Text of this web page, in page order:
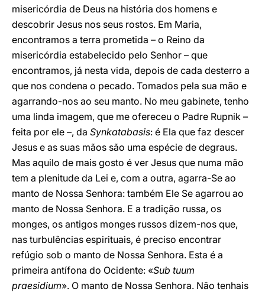
misericórdia de Deus na história dos homens e
descobrir Jesus nos seus rostos. Em Maria,
encontramos a terra prometida – o Reino da
misericórdia estabelecido pelo Senhor – que
encontramos, já nesta vida, depois de cada desterro a
que nos condena o pecado. Tomados pela sua mão e
agarrando-nos ao seu manto. No meu gabinete, tenho
uma linda imagem, que me ofereceu o Padre Rupnik –
feita por ele –, da Synkatabasis: é Ela que faz descer
Jesus e as suas mãos são uma espécie de degraus.
Mas aquilo de mais gosto é ver Jesus que numa mão
tem a plenitude da Lei e, com a outra, agarra-Se ao
manto de Nossa Senhora: também Ele Se agarrou ao
manto de Nossa Senhora. E a tradição russa, os
monges, os antigos monges russos dizem-nos que,
nas turbulências espirituais, é preciso encontrar
refúgio sob o manto de Nossa Senhora. Esta é a
primeira antífona do Ocidente: «Sub tuum
praesidium». O manto de Nossa Senhora. Não tenhais